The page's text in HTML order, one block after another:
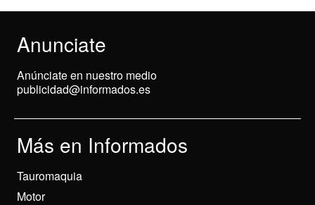
Anunciate
Anúnciate en nuestro medio
publicidad@informados.es
Más en Informados
Tauromaquia
Motor